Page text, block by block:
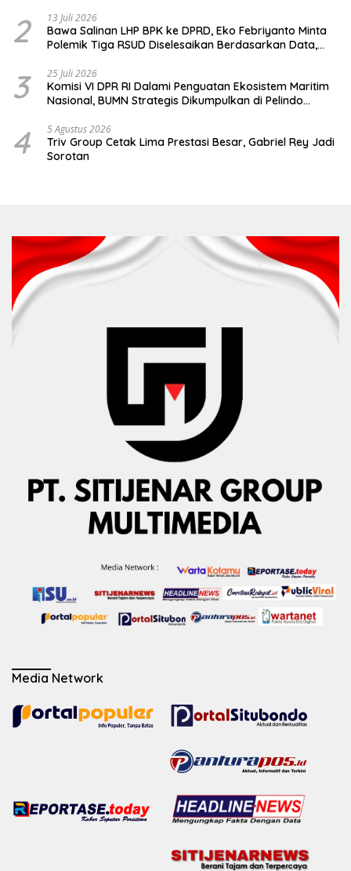
2 13 Juli 2026
Bawa Salinan LHP BPK ke DPRD, Eko Febriyanto Minta
Polemik Tiga RSUD Diselesaikan Berdasarkan Data,
3 25 Juli 2026
Komisi VI DPR RI Dalami Penguatan Ekosistem Maritim
Nasional, BUMN Strategis Dikumpulkan di Pelindo
4 5 Agustus 2026
Triv Group Cetak Lima Prestasi Besar, Gabriel Rey Jadi
Sorotan
Media Network